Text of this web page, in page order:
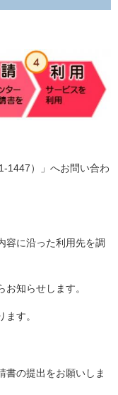
1447）」へお問い合わ
に沿った利用先を調
知らせします。
す。
の提出をお願いしま